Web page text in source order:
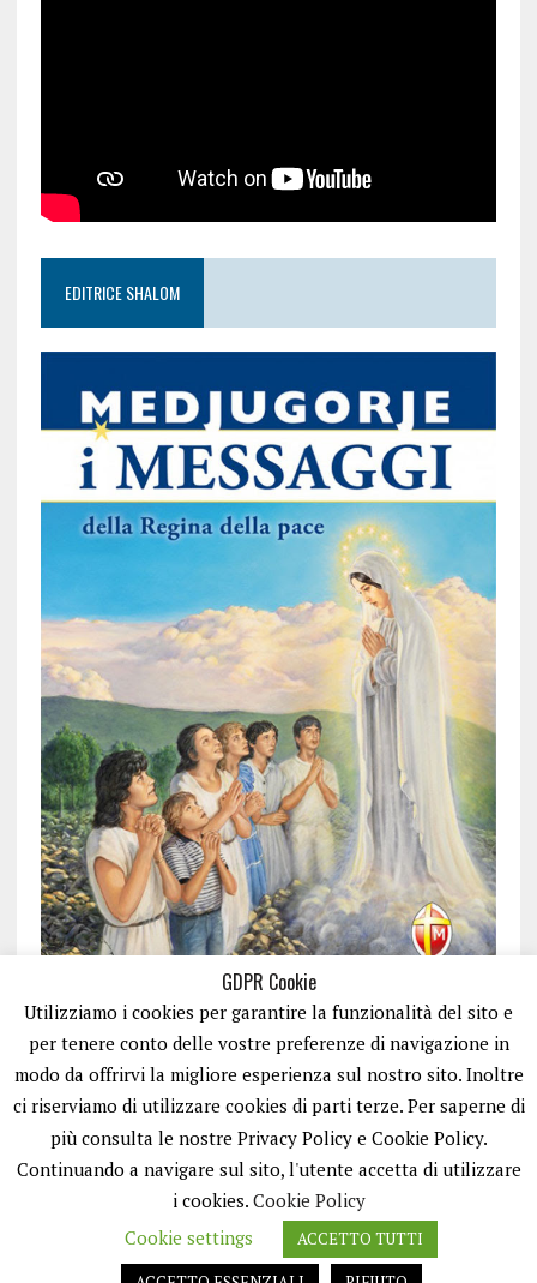
EDITRICE SHALOM
ISCRIVITI
GDPR Cookie
Utilizziamo i cookies per garantire la funzionalità del sito e
per tenere conto delle vostre preferenze di navigazione in
modo da offrirvi la migliore esperienza sul nostro sito. Inoltre
ci riserviamo di utilizzare cookies di parti terze. Per saperne di
più consulta le nostre Privacy Policy e Cookie Policy.
Continuando a navigare sul sito, l'utente accetta di utilizzare
i cookies. Cookie Policy
Cookie settings
ACCETTO TUTTI